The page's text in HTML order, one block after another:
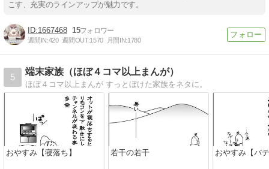
こす、充実のラインアップが魅力です。
1667468 15
週間IN:420 週間OUT:1570 月間IN:1780
5
端末家族（ほぼ４コマ以上まんが）
ほぼ４コマ以上まんが すっとぼけた家族をネタに。
おやすみ【寝落ち】 若干の若干 おやすみ【バ